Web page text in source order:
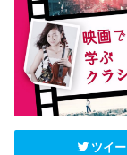
ツイ